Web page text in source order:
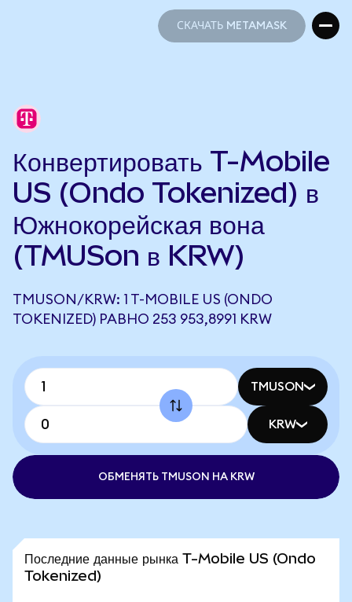
СКАЧАТЬ METAMASK
Конвертировать T-Mobile
US (Ondo Tokenized) в
Южнокорейская вона
(TMUSon в KRW)
TMUSON/KRW: 1 T-MOBILE US (ONDO
TOKENIZED) РАВНО 253 953,8991 KRW
TMUSON
KRW
ОБМЕНЯТЬ TMUSON НА KRW
Последние данные рынка T-Mobile US (Ondo
Tokenized)